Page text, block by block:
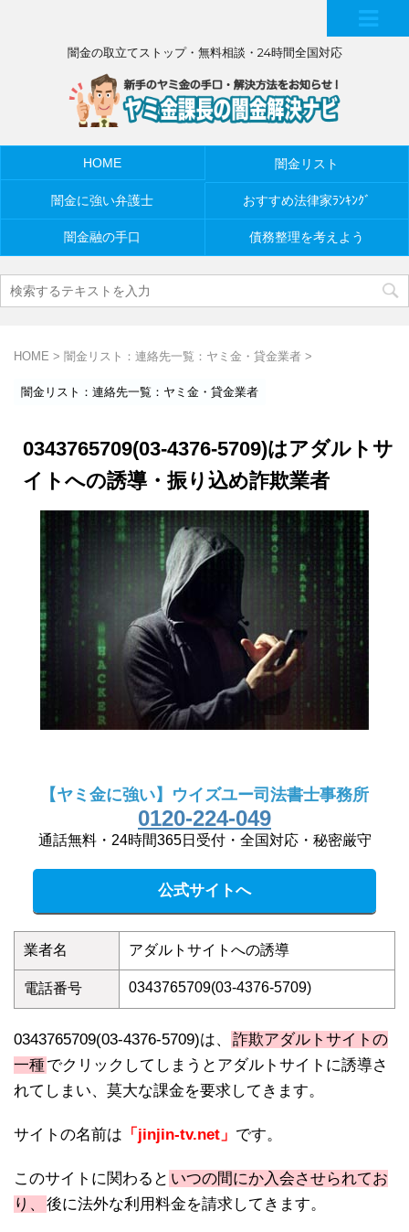
闇金の取立てストップ・無料相談・24時間全国対応
HOME 闇金リスト
闇金に強い弁護士 おすすめ法律家ﾗﾝｷﾝｸﾞ
闇金融の手口 債務整理を考えよう
HOME > 闇金リスト：連絡先一覧：ヤミ金・貸金業者 >
闇金リスト：連絡先一覧：ヤミ金・貸金業者
0343765709(03-4376-5709)はアダルトサ
イトへの誘導・振り込め詐欺業者
【ヤミ金に強い】ウイズユー司法書士事務所
0120-224-049
通話無料・24時間365日受付・全国対応・秘密厳守
公式サイトへ
業者名 アダルトサイトへの誘導
電話番号 0343765709(03-4376-5709)
0343765709(03-4376-5709)は、
詐欺アダルトサイトの
一種でクリックしてしまうとアダルトサイトに誘導さ
れてしまい、莫大な課金を要求してきます。
サイトの名前は 「jinjin-tv.net」 です。
このサイトに関わると いつの間にか入会させられてお
り、
後に法外な利用料金を請求してきます。